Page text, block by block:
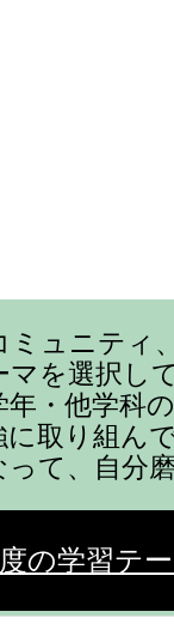
ュニティ
マを選択し
・他学科
に取り組ん
て、自分
の学習テ